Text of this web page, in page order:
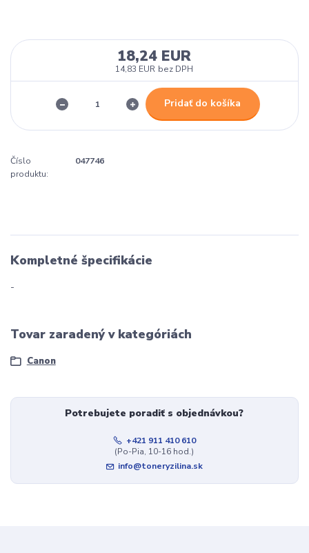
18,24 EUR
14,83 EUR bez DPH
Pridať do košíka
Číslo
produktu:
047746
Kompletné špecifikácie
-
Tovar zaradený v kategóriách
Canon
Potrebujete poradiť s objednávkou?
+421 911 410 610
(Po-Pia, 10-16 hod.)
info@toneryzilina.sk